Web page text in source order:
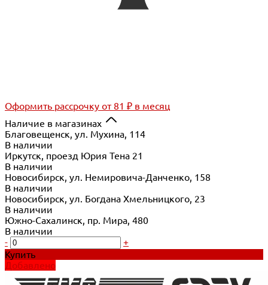
Оформить рассрочку от 81 ₽ в месяц
Наличие в магазинах
Благовещенск, ул. Мухина, 114
В наличии
Иркутск, проезд Юрия Тена 21
В наличии
Новосибирск, ул. Немировича-Данченко, 158
В наличии
Новосибирск, ул. Богдана Хмельницкого, 23
В наличии
Южно-Сахалинск, пр. Мира, 480
В наличии
-
+
Купить
Добавлено